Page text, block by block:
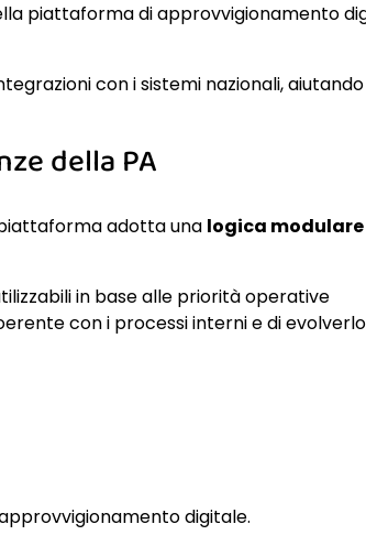
piattaforma di approvvigionamento
con i sistemi nazionali, aiutando
della PA
adotta una logica modulare
in base alle priorità operative
con i processi interni e di
digitale.